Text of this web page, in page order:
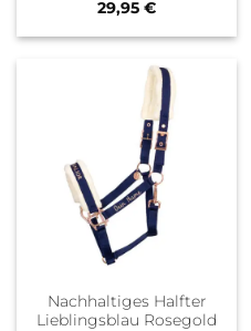
29,95 €
Nachhaltiges Halfter
Lieblingsblau Rosegold